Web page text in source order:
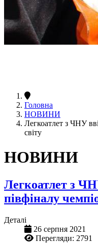
Головна
НОВИНИ
Легкоатлет з ЧНУ
світу
НОВИНИ
Легкоатлет з
півфіналу
Деталі
26 серпня 2021
Перегляди: 2791